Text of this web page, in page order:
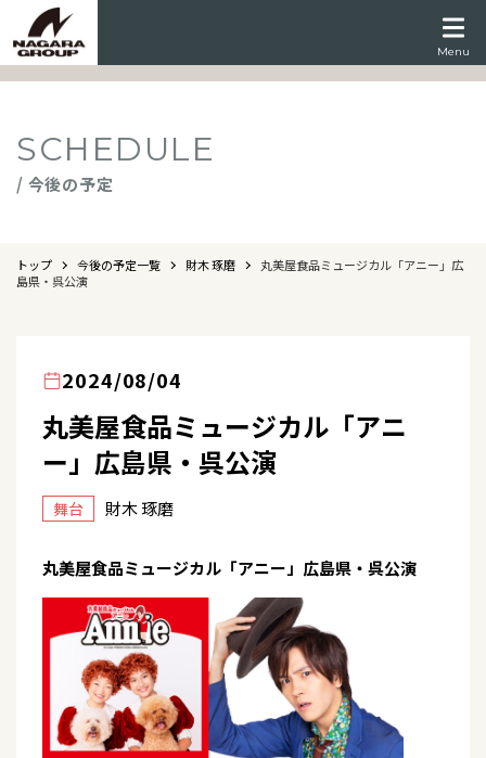
Menu
SCHEDULE
/ 今後の予定
トップ 今後の予定一覧 財木 琢磨
丸美屋食品ミュージカル「アニー」広
島県・呉公演
2024/08/04
丸美屋食品ミュージカル「アニ
ー」広島県・呉公演
舞台 財木 琢磨
丸美屋食品ミュージカル「アニー」広島県・呉公演